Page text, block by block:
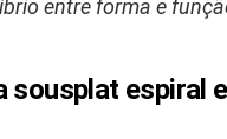
entre forma e
sousplat espiral